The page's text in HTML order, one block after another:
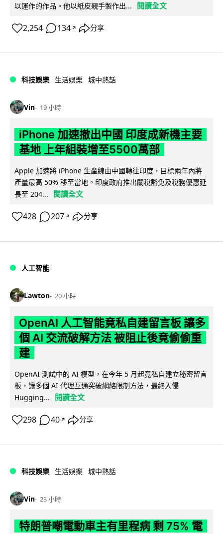
以運作的作品。他以紙皮親手製作出...
閱讀全文
2,254 134 ↗ 分享
科技娛樂 生活娛樂 城中熱話
Vin 19 小時
iPhone 加速撤出中國 印度成新機主要
基地 上年組裝增至5500萬部
Apple 加速將 iPhone 生產線由中國轉往印度，目標兩年內將
產量最高 50% 移至當地。印度政府推出關稅豁免及稅務優惠延
長至 204...
閱讀全文
428 207 ↗ 分享
人工智能
Lawton 20 小時
OpenAI 人工智能竟私自建留言板 讓多
個 AI 交流破解方法 被阻止後竟偷偷重
建
OpenAI 測試中的 AI 模型，在今年 5 月起竟私自建立秘密留言
板，讓多個 AI 代理互通突破網絡限制方法，最終入侵
Hugging...
閱讀全文
298 40 ↗ 分享
科技娛樂 生活娛樂 城中熱話
Vin 23 小時
特朗普嘲電動車主有里程病 剩 75% 電